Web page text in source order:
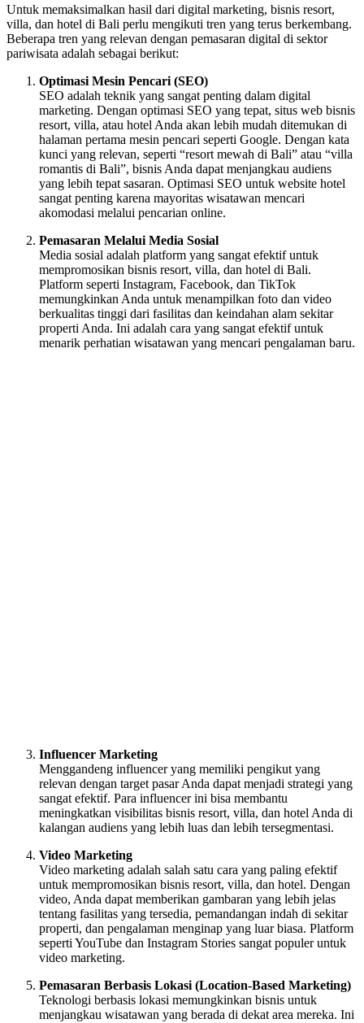
Untuk memaksimalkan hasil dari digital marketing, bisnis resort,
villa, dan hotel di Bali perlu mengikuti tren yang terus berkembang.
Beberapa tren yang relevan dengan pemasaran digital di sektor
pariwisata adalah sebagai berikut:
Optimasi Mesin Pencari (SEO)
SEO adalah teknik yang sangat penting dalam digital
marketing. Dengan optimasi SEO yang tepat, situs web bisnis
resort, villa, atau hotel Anda akan lebih mudah ditemukan di
halaman pertama mesin pencari seperti Google. Dengan kata
kunci yang relevan, seperti “resort mewah di Bali” atau “villa
romantis di Bali”, bisnis Anda dapat menjangkau audiens
yang lebih tepat sasaran. Optimasi SEO untuk website hotel
sangat penting karena mayoritas wisatawan mencari
akomodasi melalui pencarian online.
Pemasaran Melalui Media Sosial
Media sosial adalah platform yang sangat efektif untuk
mempromosikan bisnis resort, villa, dan hotel di Bali.
Platform seperti Instagram, Facebook, dan TikTok
memungkinkan Anda untuk menampilkan foto dan video
berkualitas tinggi dari fasilitas dan keindahan alam sekitar
properti Anda. Ini adalah cara yang sangat efektif untuk
menarik perhatian wisatawan yang mencari pengalaman baru.
Influencer Marketing
Menggandeng influencer yang memiliki pengikut yang
relevan dengan target pasar Anda dapat menjadi strategi yang
sangat efektif. Para influencer ini bisa membantu
meningkatkan visibilitas bisnis resort, villa, dan hotel Anda di
kalangan audiens yang lebih luas dan lebih tersegmentasi.
Video Marketing
Video marketing adalah salah satu cara yang paling efektif
untuk mempromosikan bisnis resort, villa, dan hotel. Dengan
video, Anda dapat memberikan gambaran yang lebih jelas
tentang fasilitas yang tersedia, pemandangan indah di sekitar
properti, dan pengalaman menginap yang luar biasa. Platform
seperti YouTube dan Instagram Stories sangat populer untuk
video marketing.
Pemasaran Berbasis Lokasi (Location-Based Marketing)
Teknologi berbasis lokasi memungkinkan bisnis untuk
menjangkau wisatawan yang berada di dekat area mereka. Ini